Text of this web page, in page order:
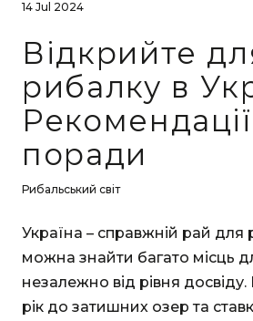
14 Jul 2024
Відкрийте
рибалку в
поради
Рибальський світ
Україна – справжній рай для
можна знайти багато місць
незалежно від рівня
рік до затишних озер та